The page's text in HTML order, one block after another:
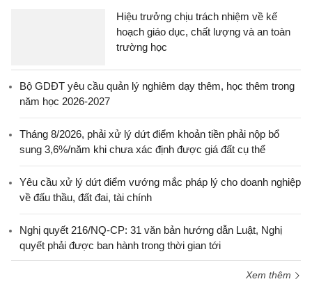
Hiệu trưởng chịu trách nhiệm về kế
hoạch giáo dục, chất lượng và an toàn
trường học
Bộ GDĐT yêu cầu quản lý nghiêm dạy thêm, học thêm trong
năm học 2026-2027
Tháng 8/2026, phải xử lý dứt điểm khoản tiền phải nộp bổ
sung 3,6%/năm khi chưa xác định được giá đất cụ thể
Yêu cầu xử lý dứt điểm vướng mắc pháp lý cho doanh nghiệp
về đấu thầu, đất đai, tài chính
Nghị quyết 216/NQ-CP: 31 văn bản hướng dẫn Luật, Nghị
quyết phải được ban hành trong thời gian tới
Xem thêm